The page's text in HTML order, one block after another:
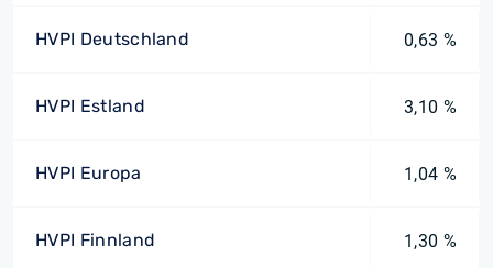
HVPI Deutschland 0,63 %
HVPI Estland 3,10 %
HVPI Europa 1,04 %
HVPI Finnland 1,30 %